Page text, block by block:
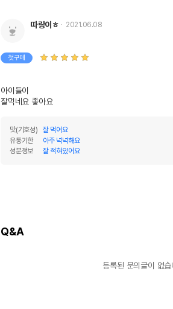
미니주 그레인
받았음을 확인할수 있는 경우
상세페이지 참조
따랑이ㅎ 2021.06.08
첫구매
아이들이
잘먹네요 좋아요
맛(기호성)
잘 먹어요
유통기한
아주 넉넉해요
성분정보
잘 적혀있어요
Q&A
등록된 문의글이 없습